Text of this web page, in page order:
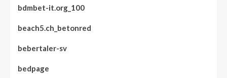
bdmbet-it.org_100
beach5.ch_betonred
bebertaler-sv
bedpage